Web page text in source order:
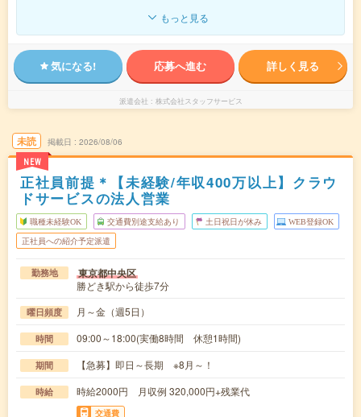
もっと見る
気になる! 応募へ進む 詳しく見る
派遣会社 株式会社スタッフサービス
未読
NEW
掲載日 2026/08/06
正社員前提＊【未経験/年収400万以上】クラウ
ドサービスの法人営業
職種未経験OK 交通費別途支給あり 土日祝日が休み WEB登録OK
正社員への紹介予定派遣
勤務地 東京都中央区
勝どき駅から徒歩7分
曜日頻度 月～金（週5日）
時間 09:00～18:00(実働8時間 休憩1時間)
期間 【急募】即日～長期 ※8月～！
時給 時給2000円 月収例 320,000円+残業代
交通費